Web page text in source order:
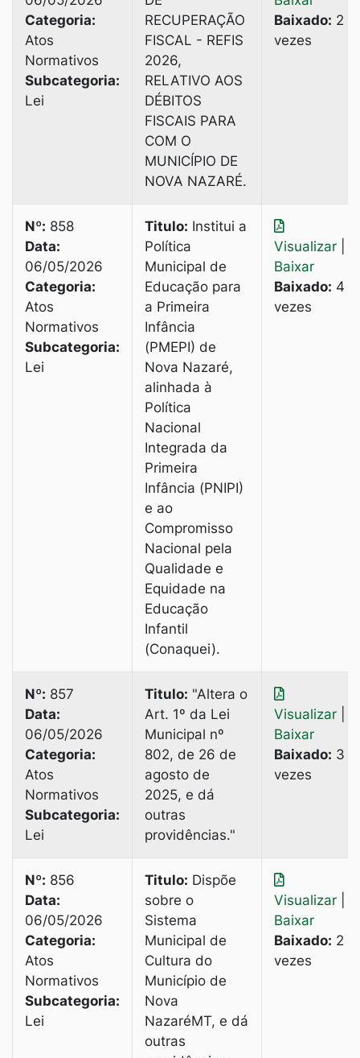
Categoria:
Atos
Normativos
Subcategoria:
Lei
RECUPERAÇÃO
FISCAL - REFIS
2026,
RELATIVO AOS
DÉBITOS
FISCAIS PARA
COM O
MUNICÍPIO DE
NOVA NAZARÉ.
Baixado: 2
vezes
Nº: 858
Data:
06/05/2026
Categoria:
Atos
Normativos
Subcategoria:
Lei
Titulo: Institui a
Política
Municipal de
Educação para
a Primeira
Infância
(PMEPI) de
Nova Nazaré,
alinhada à
Política
Nacional
Integrada da
Primeira
Infância (PNIPI)
e ao
Compromisso
Nacional pela
Qualidade e
Equidade na
Educação
Infantil
(Conaquei).
Visualizar
Baixar
Baixado: 4
vezes
Nº: 857
Data:
06/05/2026
Categoria:
Atos
Normativos
Subcategoria:
Lei
Titulo: "Altera o
Art. 1º da Lei
Municipal nº
802, de 26 de
agosto de
2025, e dá
outras
providências."
Visualizar
Baixar
Baixado: 3
vezes
Nº: 856
Data:
06/05/2026
Categoria:
Atos
Normativos
Subcategoria:
Lei
Titulo: Dispõe
sobre o
Sistema
Municipal de
Cultura do
Município de
Nova
NazaréMT, e dá
outras
Visualizar
Baixar
Baixado: 2
vezes